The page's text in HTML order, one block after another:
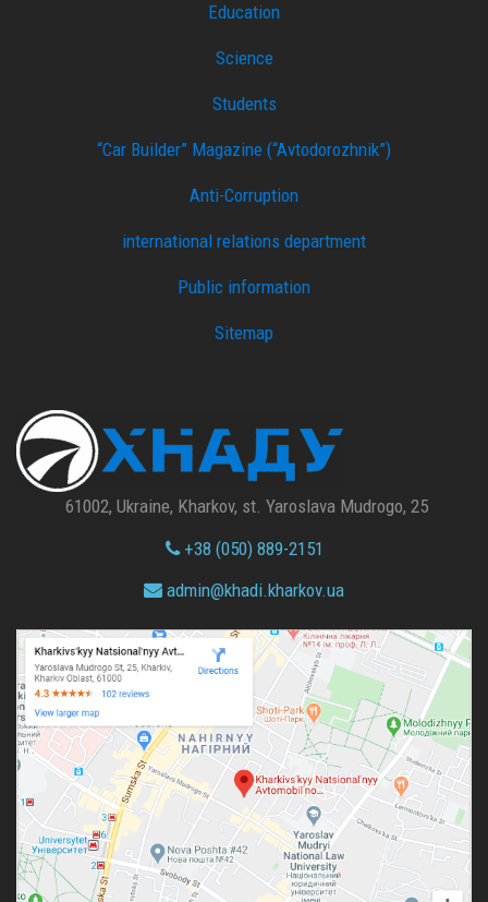
Education
Science
Students
“Car Builder” Magazine (“Avtodorozhnik”)
Anti-Corruption
international relations department
Public information
Sitemap
61002, Ukraine, Kharkov, st. Yaroslava Mudrogo, 25
+38 (050) 889-2151
admin@khadi.kharkov.ua